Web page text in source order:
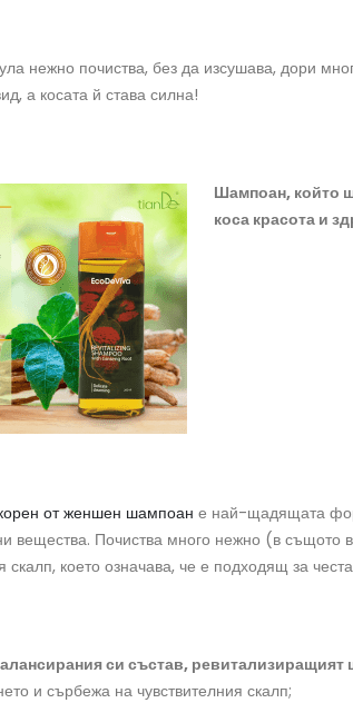
нежно почиства, без да изсушава, дори
а косата й става силна!
Шампоан, който
коса красота и
от женшен шампоан е най-щадящата
вещества. Почиства много нежно (в
скалп, което означава, че е подходящ за
си състав, ревитализиращият
и сърбежа на чувствителния скалп;